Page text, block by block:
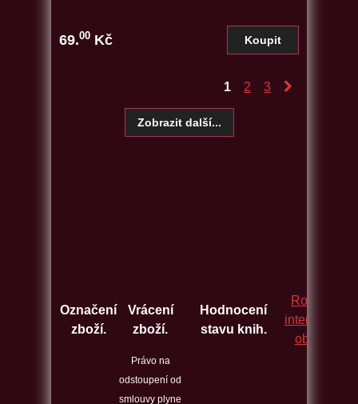
69.00 Kč
1 2 3
Označení
zboží.
Vrácení
zboží.
Hodnocení
stavu knih.
Rozcestník
obchodů.
Právo na
odstoupení od
smlouvy plyne